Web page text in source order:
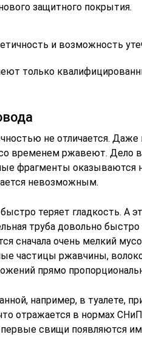
защитного покрытия.
и возможность
только
не отличается. Даже
временем ржавеют. Дело
фрагменты оказываются
невозможным.
теряет гладкость. А
труба довольно быстро
сначала очень мелкий
частицы ржавчины,
прямо
например, в туалете,
отражается в нормах
свищи появляются